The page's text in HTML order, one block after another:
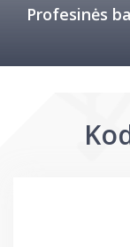
Profesinės